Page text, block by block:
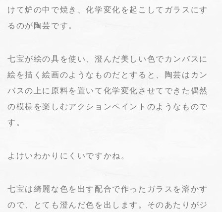
けて炉の中で焼き、化学変化を起こしてガラスにす
るのが陶芸です。
七宝が絵の具を使い、澄んだ美しい色でカンバスに
絵を描く絵画のようなものだとすると、陶芸はカン
バスの上に原料を置いて化学変化させてできた偶然
の模様を楽しむアクションペイントのようなもので
す。
よけいわかりにくいですかね。
七宝は綺麗な色を出す配合で作ったガラスを溶かす
ので、とても澄んだ色を出します。そのあたりがジ